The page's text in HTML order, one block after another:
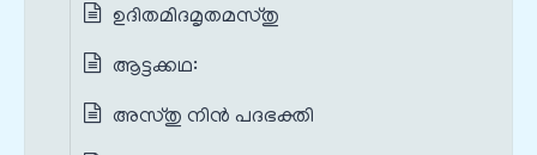
ഉദിതമിദമൃതമസ്തു
ആട്ടക്കഥ:
അസ്തു നിൻ പദഭക്തി